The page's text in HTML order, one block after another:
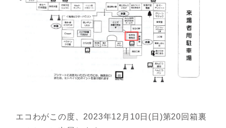
エコわがこの度、2023年12月10日(日)第20回箱裏